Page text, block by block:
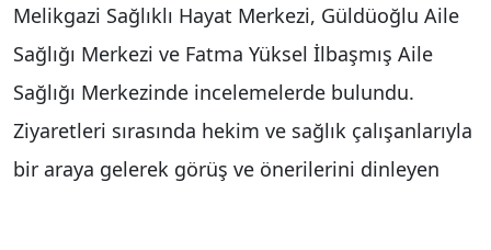
Melikgazi Sağlıklı Hayat Merkezi, Güldüoğlu Aile
Sağlığı Merkezi ve Fatma Yüksel İlbaşmış Aile
Sağlığı Merkezinde incelemelerde bulundu.
Ziyaretleri sırasında hekim ve sağlık çalışanlarıyla
bir araya gelerek görüş ve önerilerini dinleyen